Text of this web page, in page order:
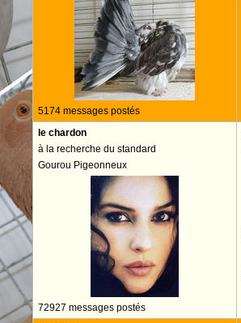
5174 messages postés
le chardon
à la recherche du standard
Gourou Pigeonneux
72927 messages postés